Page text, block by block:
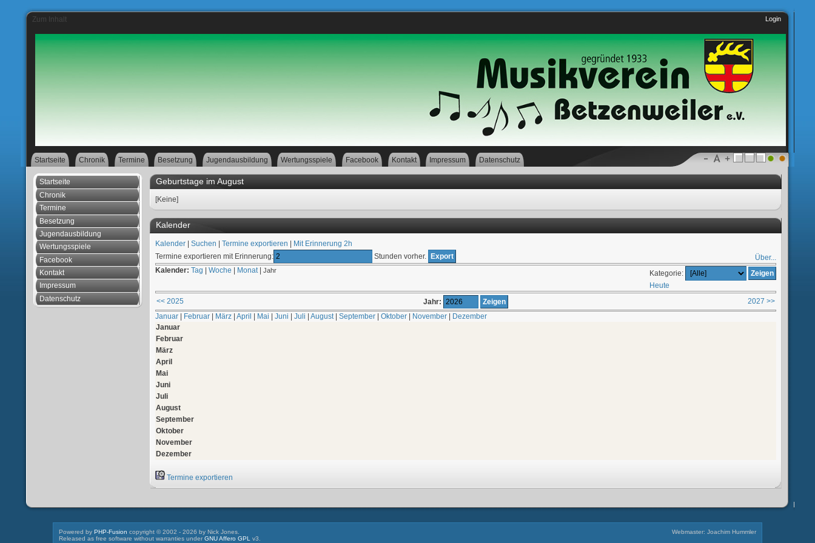
Zum Inhalt Login
Startseite Chronik Termine Besetzung Jugendausbildung Wertungsspiele Facebook Kontakt Impressum Datenschutz
Startseite
Chronik
Termine
Besetzung
Jugendausbildung
Wertungsspiele
Facebook
Kontakt
Impressum
Datenschutz
Geburtstage im August
[Keine]
Kalender
Kalender | Suchen | Termine exportieren | Mit Erinnerung 2h
Termine exportieren mit Erinnerung:
Stunden vorher.
Über...
Kalender: Tag | Woche | Monat| Jahr
Kategorie:
Heute
<< 2025
Jahr:
2027 >>
Januar| Februar| März| April Mai Juni Juli August| September| Oktober| November|
Dezember
Januar
Februar
März
April
Mai
Juni
Juli
August
September
Oktober
November
Dezember
Termine exportieren
Powered by PHP-Fusion copyright © 2002 - 2026 by Nick Jones.
Released as free software without warranties underGNU Affero GPL v3.
Webmaster: Joachim Hummler